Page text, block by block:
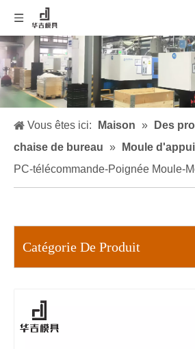
Vous êtes ici: Maison » Des
chaise de bureau » Moule
PC-télécommande-Poignée Moule-
Catégorie De Produit